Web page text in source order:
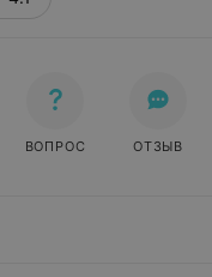
ВОПРОС ОТЗЫВ